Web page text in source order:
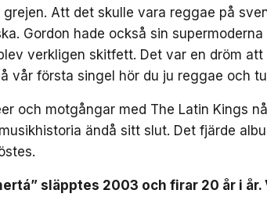
Att det skulle vara reggae på
Gordon hade också sin
verkligen skitfett. Det var en dröm
vår första singel hör du ju reggae och
och motgångar med The Latin Kings
ändå sitt slut. Det fjärde
släpptes 2003 och firar 20 år i år.